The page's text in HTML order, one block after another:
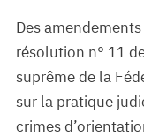
Des
résolution n° 11
suprême de la
sur la pratique
crimes